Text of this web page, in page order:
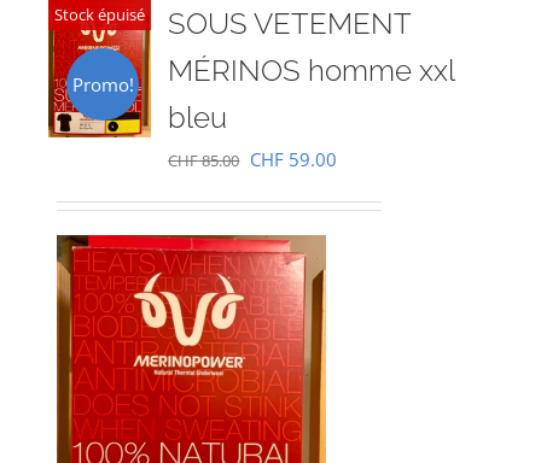
Stock épuisé
Promo!
SOUS VETEMENT
MÉRINOS homme xxl
bleu
CHF85.00 Le
initial
était :
CHF 85.00.
CHF 59.00